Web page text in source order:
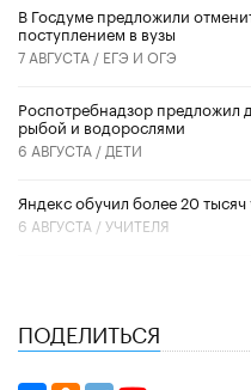
В Госдуме предложили
поступлением в вузы
7 АВГУСТА / ЕГЭ И ОГЭ
Роспотребнадзор предложил
рыбой и водорослями
6 АВГУСТА / ДЕТИ
​Яндекс обучил более 20
6 АВГУСТА /УЧИТЕЛЯ
ПОДЕЛИТЬСЯ